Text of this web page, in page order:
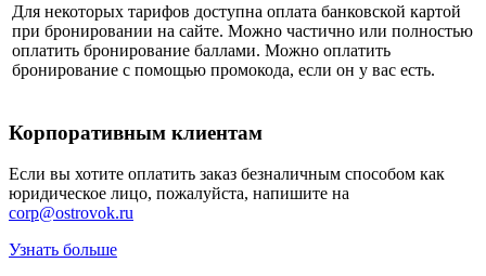
Для некоторых тарифов доступна оплата банковской картой
при бронировании на сайте. Можно частично или полностью
оплатить бронирование баллами. Можно оплатить
бронирование с помощью промокода, если он у вас есть.
Корпоративным клиентам
Если вы хотите оплатить заказ безналичным способом как
юридическое лицо, пожалуйста, напишите на
corp@ostrovok.ru
Узнать больше